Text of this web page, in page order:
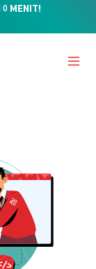
MENIT!